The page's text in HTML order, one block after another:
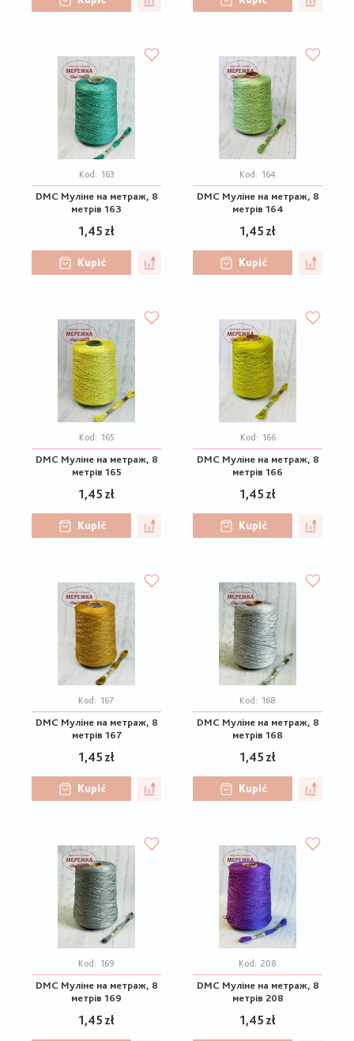
Kod: 163
DMC Муліне на метраж, 8
метрів 163
1,45 zł
Kupić
Kod: 164
DMC Муліне на метраж, 8
метрів 164
1,45 zł
Kupić
Kod: 165
DMC Муліне на метраж, 8
метрів 165
1,45 zł
Kupić
Kod: 166
DMC Муліне на метраж, 8
метрів 166
1,45 zł
Kupić
Kod: 167
DMC Муліне на метраж, 8
метрів 167
1,45 zł
Kupić
Kod: 168
DMC Муліне на метраж, 8
метрів 168
1,45 zł
Kupić
Kod: 169
DMC Муліне на метраж, 8
метрів 169
1,45 zł
Kod: 208
DMC Муліне на метраж, 8
метрів 208
1,45 zł